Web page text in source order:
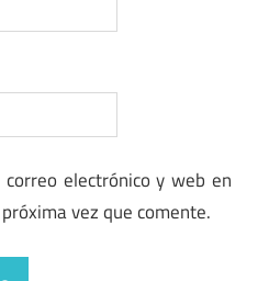
electrónico y web en
vez que comente.